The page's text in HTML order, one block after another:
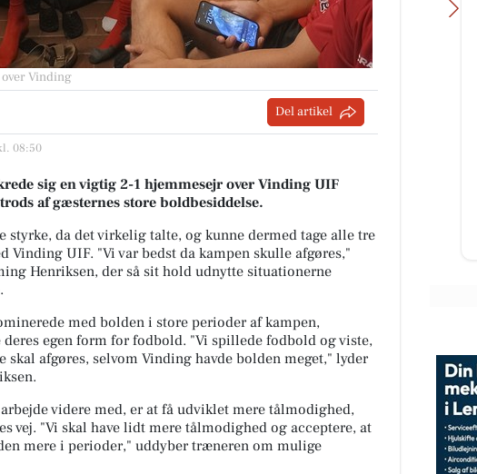
Vinding
Del artikel
08:50
sig en vigtig 2-1 hjemmesejr over Vinding UIF
af gæsternes store boldbesiddelse.
styrke, da det virkelig talte, og kunne dermed tage alle tre
Vinding UIF. "Vi var bedst da kampen skulle afgøres,"
Henriksen, der så sit hold udnytte situationerne
med bolden i store perioder af kampen,
egen form for fodbold. "Vi spillede fodbold og viste,
skal afgøres, selvom Vinding havde bolden meget," lyder
videre med, er at få udviklet mere tålmodighed,
vej. "Vi skal have lidt mere tålmodighed og acceptere, at
mere i perioder," uddyber træneren om mulige
VI SØGER??
søges
🔍 📍...
Lemvig Autocenter
🚗 Hvornår har du sidst fået tjekket
vejen. Med et bremsee...
Åbn opslaget